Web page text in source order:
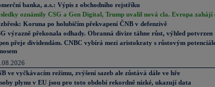
banka, a.s.: Výpis z obchodního rejstříku
oznámily CSG a Gen Digital, Trump uvalil nová cla. Evropa zahájí
Koruna po holubičím překvapení ČNB v defenzivě
výrazně překonala odhady. Obranná divize táhne růst, výhled potvrzen
přeje dividendám. CNBC vybírá mezi aristokraty s růstovým
ve vyčkávacím režimu, zvýšení sazeb ale zůstává dále ve hře
plynu v EU jsou pro toto období rekordně nízké, ukazují data